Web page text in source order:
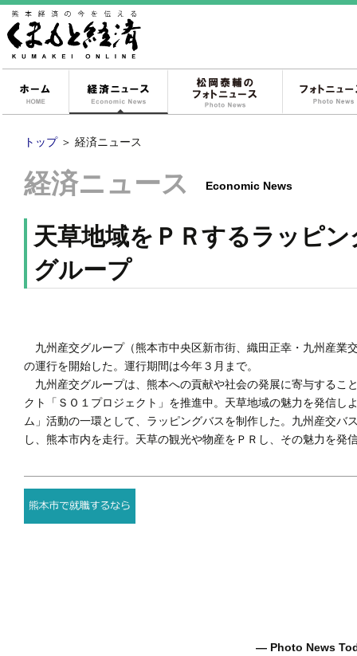
経済ニュース
トップ ＞ 経済ニュース
経済ニュース Economic News
天草地域をＰＲするラッピ
グループ
九州産交グループ（熊本市中央区新市街、織田正幸・九州産業
の運行を開始した。運行期間は今年３月まで。
九州産交グループは、熊本への貢献や社会の発展に寄与するこ
クト「ＳＯ１プロジェクト」を推進中。天草地域の魅力を発信
ム」活動の一環として、ラッピングバスを制作した。九州産交
し、熊本市内を走行。天草の観光や物産をＰＲし、その魅力を発
― Photo News